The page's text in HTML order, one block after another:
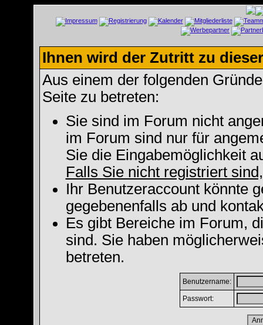
Ihnen wird der Zutritt zu
Aus einem der folgenden
Seite zu betreten:
Sie sind im Forum nicht
im Forum sind nur für
Sie die Eingabemöglichkeit
Falls Sie nicht registriert
Ihr Benutzeraccount könnte
gegebenenfalls ab und
Es gibt Bereiche im Forum,
sind. Sie haben
betreten.
Benutzername:
Passwort: